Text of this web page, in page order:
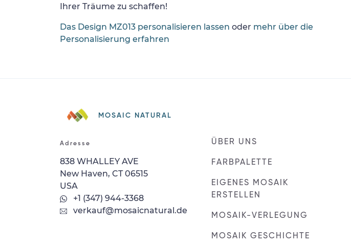
Ihrer Träume zu schaffen!
Das Design MZ013 personalisieren lassen oder mehr über die
Personalisierung erfahren
MOSAIC NATURAL
Adresse
838 WHALLEY AVE
New Haven, CT 06515
USA
+1 (347) 944-3368
verkauf@mosaicnatural.de
ÜBER UNS
FARBPALETTE
EIGENES MOSAIK
ERSTELLEN
MOSAIK-VERLEGUNG
MOSAIK GESCHICHTE